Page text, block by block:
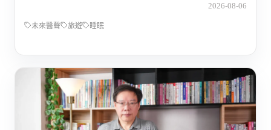
2026-08-06
未來醫聲 旅遊 睡眠